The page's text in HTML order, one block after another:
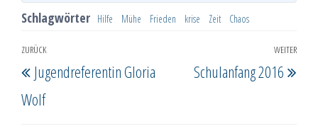
Schlagwörter Hilfe Mühe Frieden krise Zeit Chaos
Beitragsnavigation
Vorheriger
Beitrag
ZURÜCK
Jugendreferentin Gloria
Wolf
WEITER
Schulanfang 2016